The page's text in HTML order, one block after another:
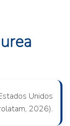
Unidos
2026).